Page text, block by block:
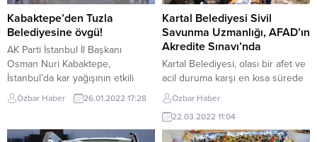
merkezinde düzenlenen
programda; “Bir vatandaşımızın
bir eksiğini gidermek bizim
temel...
Belediye Başkanı Dr. Şadi Yazıcı,
başkan yardımcıları, ilgili birim
müdürleri, Ağrılı Tuzla
Belediyesi...
Kabaktepe’den Tuzla
Belediyesine övgü!
AK Parti İstanbul İl Başkanı
Osman Nuri Kabaktepe,
İstanbul’da kar yağışının etkili
olduğu andan itibaren kar
temizleme çalışmalarını sürdüren
teşekkür etti. Ayrıca Kabaktepe,
Özbar Haber 26.01.2022 17:28
Kartal Belediyesi Sivil
Savunma Uzmanlığı, AFAD’ın
Akredite Sınavı’nda
Kartal Belediyesi, olası bir afet ve
acil duruma karşı en kısa sürede
müdahale etmeye yönelik hazırlık
çalışmalarını sürdürüyor. Kartal
Belediyesi, olası bir afet ve acil
duruma karşı en kısa sürede
Özbar Haber
22.03.2022 11:04